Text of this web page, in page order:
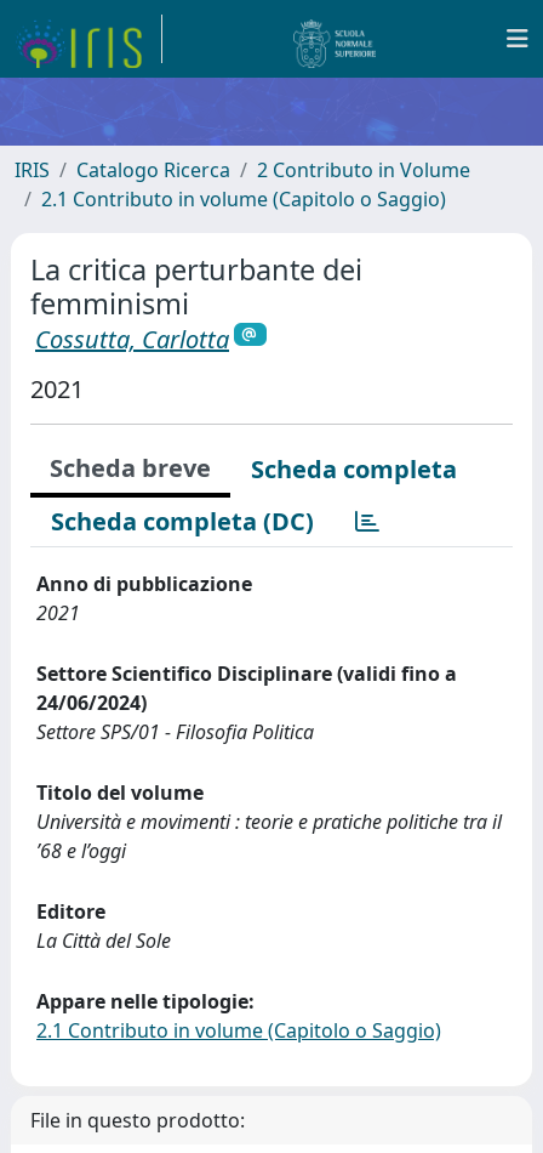
IRIS Catalogo Ricerca
2 Contributo in Volume
2.1 Contributo in volume (Capitolo o Saggio)
La critica perturbante dei
femminismi
Cossutta, Carlotta
2021
Scheda breve
Scheda completa
Scheda completa (DC)
Anno di pubblicazione
2021
Settore Scientifico Disciplinare (validi fino a
24/06/2024)
Settore SPS/01 - Filosofia Politica
Titolo del volume
Università e movimenti : teorie e pratiche politiche tra il
’68 e l’oggi
Editore
La Città del Sole
Appare nelle tipologie:
2.1 Contributo in volume (Capitolo o Saggio)
File in questo prodotto: